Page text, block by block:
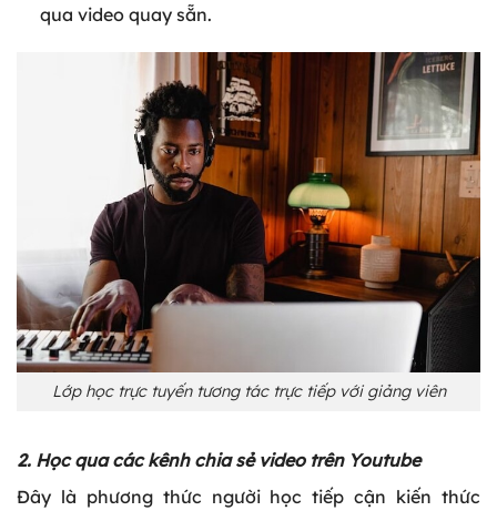
qua video quay sẵn.
Lớp học trực tuyến tương tác trực tiếp với giảng viên
2. Học qua các kênh chia sẻ video trên Youtube
Đây là phương thức người học tiếp cận kiến thức